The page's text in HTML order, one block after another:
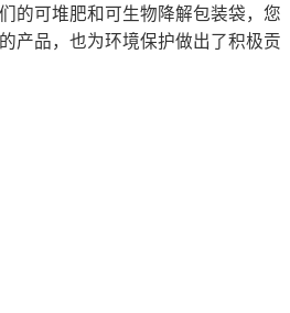
的可堆肥和可生物降解包装袋，您
产品，也为环境保护做出了积极贡